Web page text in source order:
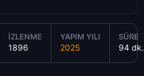
İZLENME
1896
YAPIM YILI
2025
SÜRE
94 dk.